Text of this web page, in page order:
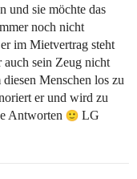
und sie möchte das
noch nicht
im Mietvertrag steht
auch sein Zeug nicht
Menschen los zu
er und wird zu
Antworten
LG